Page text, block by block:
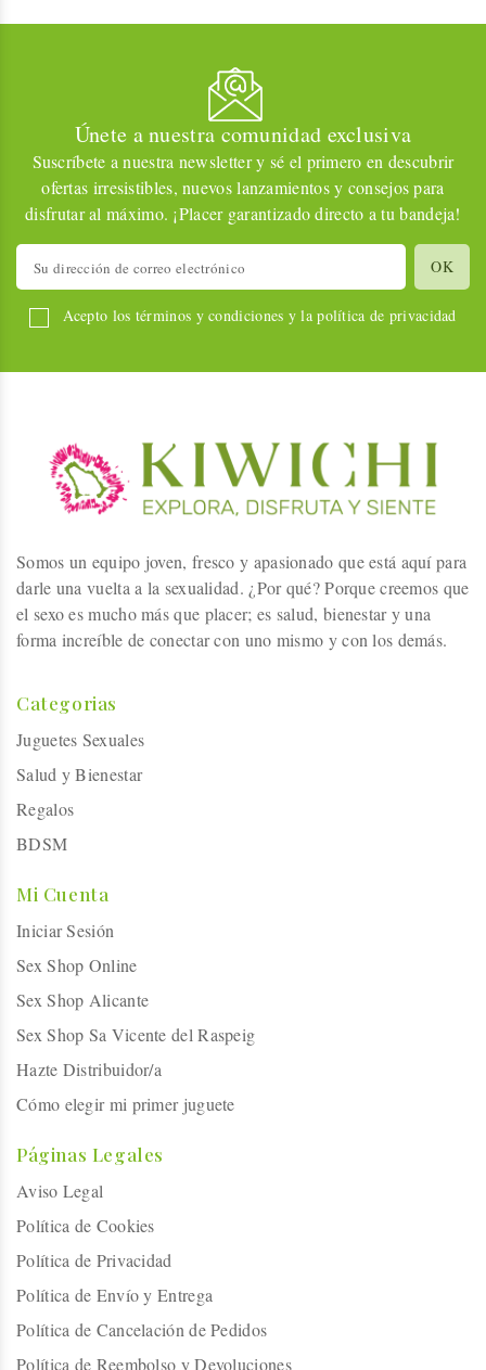
Únete a nuestra comunidad exclusiva
Suscríbete a nuestra newsletter y sé el primero en descubrir
ofertas irresistibles, nuevos lanzamientos y consejos para
disfrutar al máximo. ¡Placer garantizado directo a tu bandeja!
Acepto los términos y condiciones y la política de privacidad
Somos un equipo joven, fresco y apasionado que está aquí para
darle una vuelta a la sexualidad. ¿Por qué? Porque creemos que
el sexo es mucho más que placer; es salud, bienestar y una
forma increíble de conectar con uno mismo y con los demás.
Categorias
Juguetes Sexuales
Salud y Bienestar
Regalos
BDSM
Mi Cuenta
Iniciar Sesión
Sex Shop Online
Sex Shop Alicante
Sex Shop Sa Vicente del Raspeig
Hazte Distribuidor/a
Cómo elegir mi primer juguete
Páginas Legales
Aviso Legal
Política de Cookies
Política de Privacidad
Política de Envío y Entrega
Política de Cancelación de Pedidos
Política de Reembolso y Devoluciones